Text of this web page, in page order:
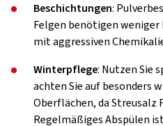
Beschichtungen:
Felgen benötigen
mit aggressiven
Winterpflege: Nutzen Sie
achten Sie auf besonders
Oberflächen, da Streusalz
Regelmäßiges Abspülen